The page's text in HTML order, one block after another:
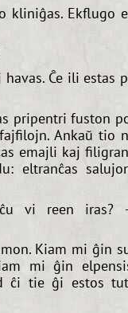
kliniĝas. Ekflugo
Ĉe ili estas
pripentri fuston
Ankaŭ tio
emajli kaj
eltranĉas
ĉu vi reen iras?
Kiam mi ĝin
mi ĝin
ĉi tie ĝi estos